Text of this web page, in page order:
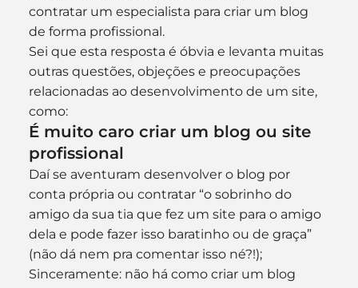
contratar um especialista para criar um blog
de forma profissional.
Sei que esta resposta é óbvia e levanta muitas
outras questões, objeções e preocupações
relacionadas ao desenvolvimento de um site,
como:
É muito caro criar um blog ou site
profissional
Daí se aventuram desenvolver o blog por
conta própria ou contratar “o sobrinho do
amigo da sua tia que fez um site para o amigo
dela e pode fazer isso baratinho ou de graça”
(não dá nem pra comentar isso né?!);
Sinceramente: não há como criar um blog